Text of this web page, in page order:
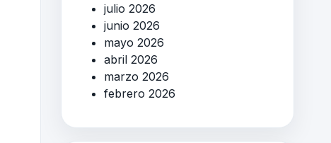
julio 2026
junio 2026
mayo 2026
abril 2026
marzo 2026
febrero 2026